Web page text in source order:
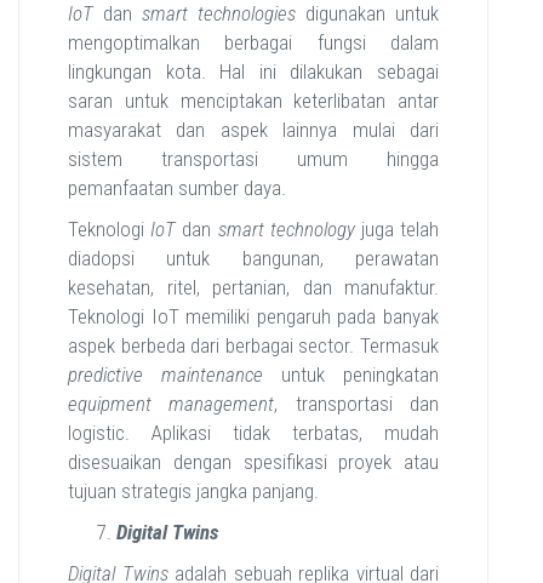
IoTdan smart technologies digunakan untuk
mengoptimalkan berbagai fungsi dalam
lingkungan kota. Hal ini dilakukan sebagai
saran untuk menciptakan keterlibatan antar
masyarakat dan aspek lainnya mulai dari
sistem transportasi umum hingga
pemanfaatan sumber daya.
TeknologiIoT dan smart technologyjuga telah
diadopsi untuk bangunan, perawatan
kesehatan, ritel, pertanian, dan manufaktur.
Teknologi IoT memiliki pengaruh pada banyak
aspek berbeda dari berbagai sector. Termasuk
predictive maintenance untuk peningkatan
equipment management, transportasi dan
logistic. Aplikasi tidak terbatas, mudah
disesuaikan dengan spesifikasi proyek atau
tujuan strategis jangka panjang.
Digital Twins
Digital Twinsadalah sebuah replika virtual dari